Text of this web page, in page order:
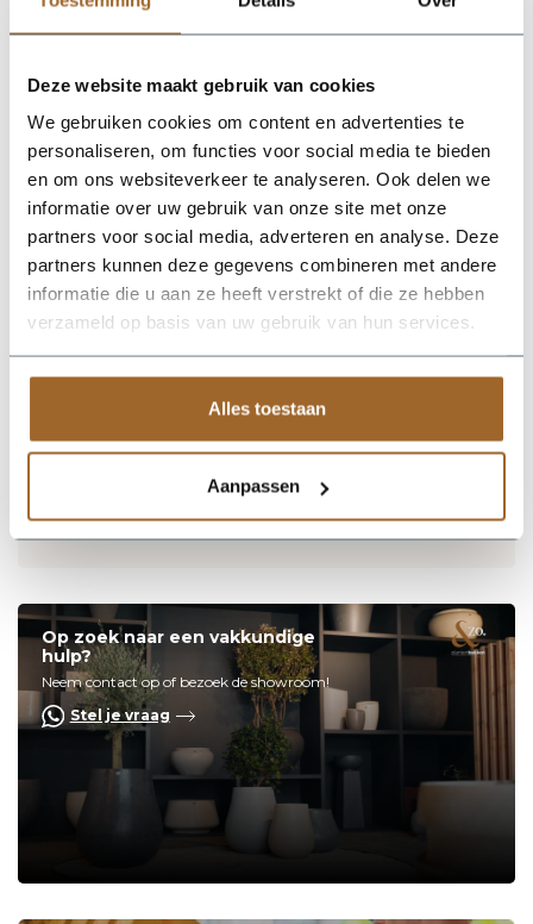
Deze website maakt gebruik van cookies
We gebruiken cookies om content en advertenties te
personaliseren, om functies voor social media te bieden
en om ons websiteverkeer te analyseren. Ook delen we
informatie over uw gebruik van onze site met onze
partners voor social media, adverteren en analyse. Deze
partners kunnen deze gegevens combineren met andere
informatie die u aan ze heeft verstrekt of die ze hebben
verzameld op basis van uw gebruik van hun services.
Alles toestaan
Aanpassen
onderstaande RAL kleuren
Plantenbak RAL 1015 licht ivoorkleurig
Plantenbak RAL 7044 Zijdegrijs
Plantenbak RAL 7006 Beigegrijs
Plantenbak RAL 9002 Grijswit
Plantenbak RAL 6013 Rietgroen
Plantenbak RAL 7031 Blauwgrijs
Plantenbak RAL 8004 Koperbruin
Plantenbak RAL 8019 Grijsbruin
Plantenbak RAL 8024 Beigebruin
Plantenbak RAL 1014 Ivoorkleurig
Plantenbak RAL 1019 Grijsbeige
Plantenbak RAL 3007 Zwartrood
Plantenbak RAL 3015 Lichtroze
Plantenbak RAL 4004 Bordeauxpaars
Plantenbak RAL 5002 Ultramarijnblauw
Plantenbak RAL 6004 Blauwgroen
Plantenbak RAL 6021 Bleekgroen
Plantenbak RAL 7030 Steengrijs
Plantenbak RAL 7035 Lichtgrijs
Plantenbak RAL 9001 Cremewit
Op zoek naar een vakkundige
hulp?
Neem contact op of bezoek de showroom!
Stel je vraag